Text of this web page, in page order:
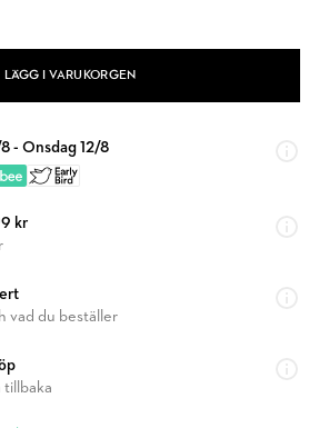
LÄGG I VARUKORGEN
- Onsdag 12/8
kr
vad du beställer
tillbaka